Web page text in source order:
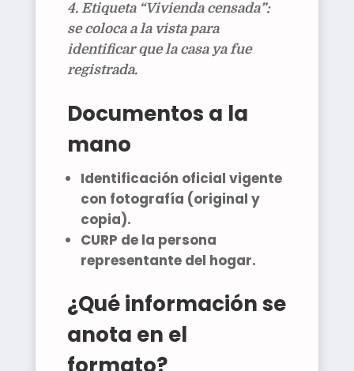
Etiqueta “Vivienda censada”:
se coloca a la vista para
identificar que la casa ya fue
registrada.
Documentos a la
mano
Identificación oficial vigente
con fotografía (original y
copia).
CURP de la persona
representante del hogar.
¿Qué información se
anota en el